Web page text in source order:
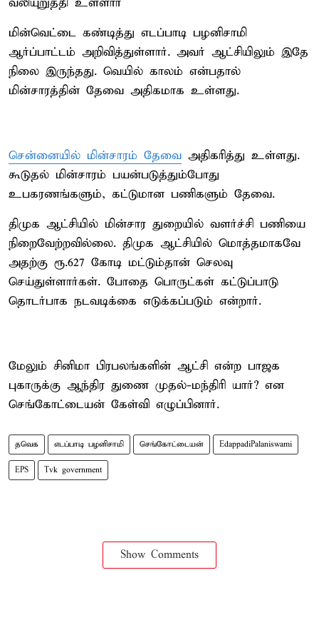
மின்வெட்டை கண்டித்து எடப்பாடி பழனிசாமி
ஆர்ப்பாட்டம் அறிவித்துள்ளார். அவர் ஆட்சியிலும் இதே
நிலை இருந்தது. வெயில் காலம் என்பதால்
மின்சாரத்தின் தேவை அதிகமாக உள்ளது.
சென்னையில் மின்சாரம் தேவை அதிகரித்து உள்ளது.
கூடுதல் மின்சாரம் பயன்படுத்தும்போது
உபகரணங்களும், கட்டுமான பணிகளும் தேவை.
திமுக ஆட்சியில் மின்சார துறையில் வளர்ச்சி பணியை
நிறைவேற்றவில்லை. திமுக ஆட்சியில் மொத்தமாகவே
அதற்கு ரூ.627 கோடி மட்டும்தான் செலவு
செய்துள்ளார்கள். போதை பொருட்கள் கட்டுப்பாடு
தொடர்பாக நடவடிக்கை எடுக்கப்படும் என்றார்.
மேலும் சினிமா பிரபலங்களின் ஆட்சி என்ற பாஜக
புகாருக்கு ஆந்திர துணை முதல்-மந்திரி யார்? என
செங்கோட்டையன் கேள்வி எழுப்பினார்.
தவெக எடப்பாடி பழனிசாமி செங்கோட்டையன் EdappadiPalaniswami
EPS Tvk government
Show Comments